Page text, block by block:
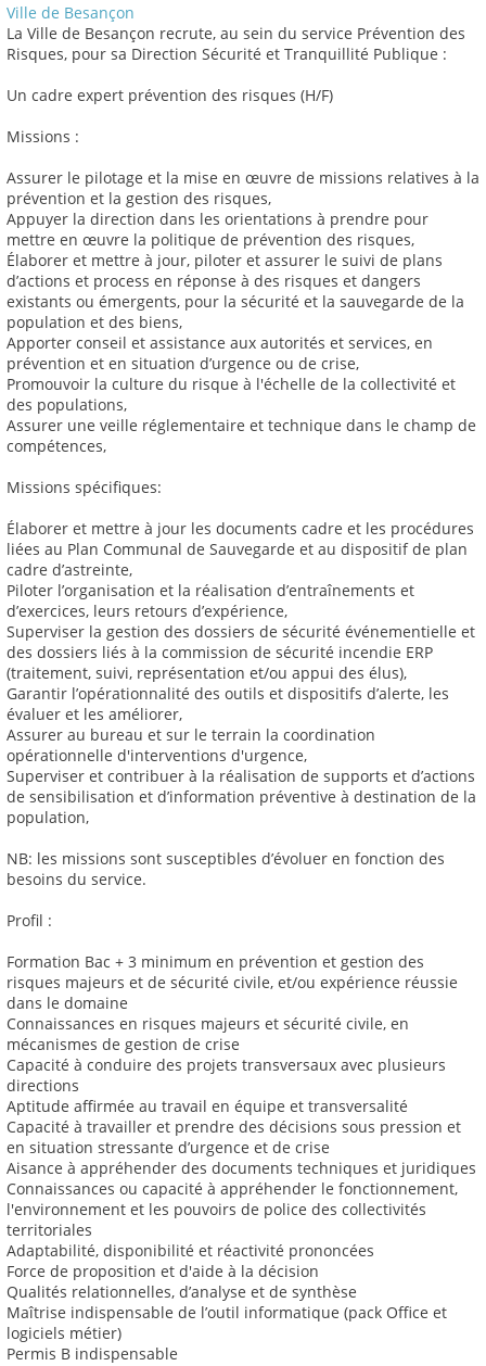
Ville de Besançon
La Ville de Besançon recrute, au sein du service Prévention des
Risques, pour sa Direction Sécurité et Tranquillité Publique :
Un cadre expert prévention des risques (H/F)
Missions :
Assurer le pilotage et la mise en œuvre de missions relatives à la
prévention et la gestion des risques,
Appuyer la direction dans les orientations à prendre pour
mettre en œuvre la politique de prévention des risques,
Élaborer et mettre à jour, piloter et assurer le suivi de plans
d’actions et process en réponse à des risques et dangers
existants ou émergents, pour la sécurité et la sauvegarde de la
population et des biens,
Apporter conseil et assistance aux autorités et services, en
prévention et en situation d’urgence ou de crise,
Promouvoir la culture du risque à l'échelle de la collectivité et
des populations,
Assurer une veille réglementaire et technique dans le champ de
compétences,
Missions spécifiques:
Élaborer et mettre à jour les documents cadre et les procédures
liées au Plan Communal de Sauvegarde et au dispositif de plan
cadre d’astreinte,
Piloter l’organisation et la réalisation d’entraînements et
d’exercices, leurs retours d’expérience,
Superviser la gestion des dossiers de sécurité événementielle et
des dossiers liés à la commission de sécurité incendie ERP
(traitement, suivi, représentation et/ou appui des élus),
Garantir l’opérationnalité des outils et dispositifs d’alerte, les
évaluer et les améliorer,
Assurer au bureau et sur le terrain la coordination
opérationnelle d'interventions d'urgence,
Superviser et contribuer à la réalisation de supports et d’actions
de sensibilisation et d’information préventive à destination de la
population,
NB: les missions sont susceptibles d’évoluer en fonction des
besoins du service.
Profil :
Formation Bac + 3 minimum en prévention et gestion des
risques majeurs et de sécurité civile, et/ou expérience réussie
dans le domaine
Connaissances en risques majeurs et sécurité civile, en
mécanismes de gestion de crise
Capacité à conduire des projets transversaux avec plusieurs
directions
Aptitude affirmée au travail en équipe et transversalité
Capacité à travailler et prendre des décisions sous pression et
en situation stressante d’urgence et de crise
Aisance à appréhender des documents techniques et juridiques
Connaissances ou capacité à appréhender le fonctionnement,
l'environnement et les pouvoirs de police des collectivités
territoriales
Adaptabilité, disponibilité et réactivité prononcées
Force de proposition et d'aide à la décision
Qualités relationnelles, d’analyse et de synthèse
Maîtrise indispensable de l’outil informatique (pack Office et
logiciels métier)
Permis B indispensable